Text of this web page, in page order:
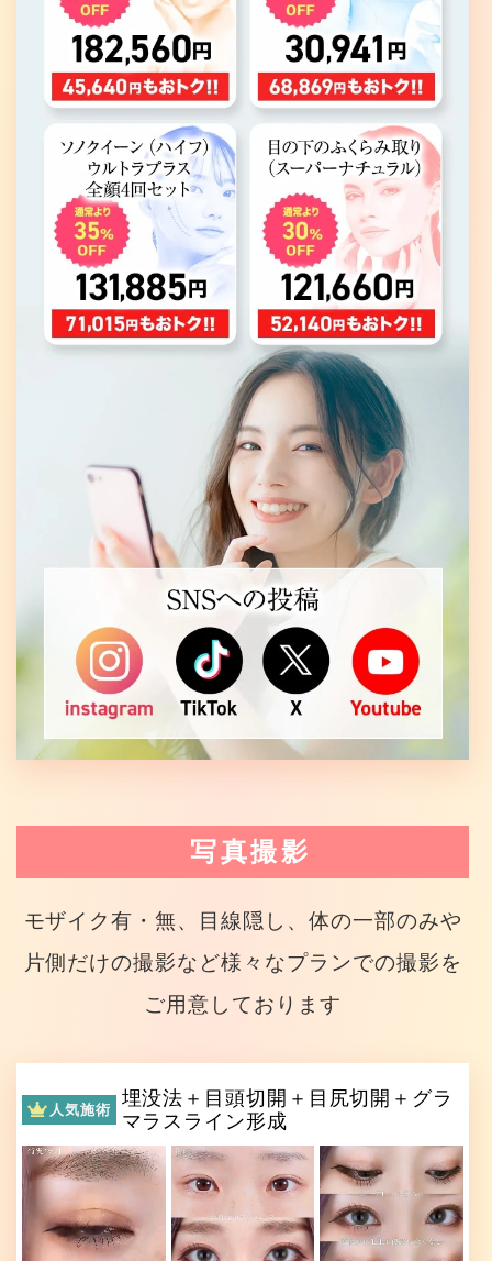
写真撮影
モザイク有・無、目線隠し、体の一部のみや
片側だけの撮影など様々なプランでの撮影を
ご用意しております
人気施術
埋没法＋目頭切開＋目尻切開＋グラ
マラスライン形成